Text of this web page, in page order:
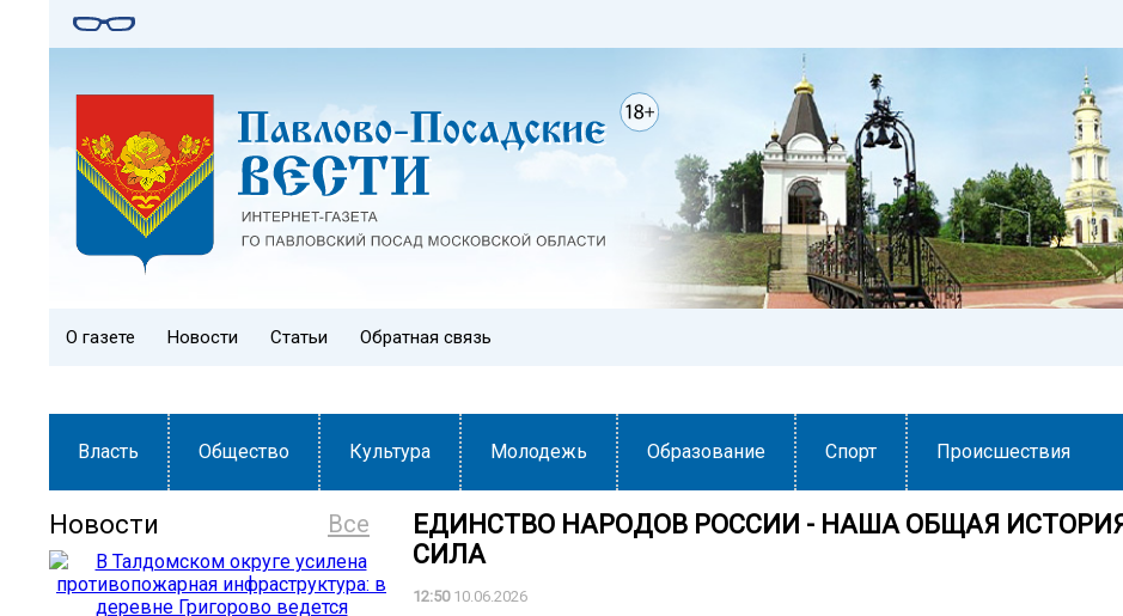
О газете Новости Статьи Обратная связь
Власть Общество Культура Молодежь Образование Спорт Происшествия
Все
Новости
ЕДИНСТВО НАРОДОВ РОССИИ - НАША ОБЩАЯ
СИЛА
12:5010.06.2026